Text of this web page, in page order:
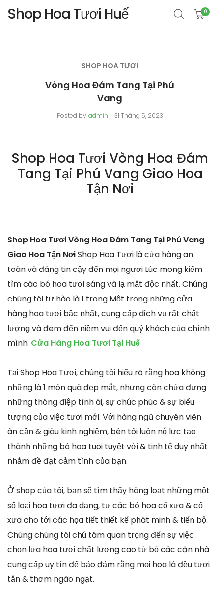
Shop Hoa Tươi Huế 0
SHOP HOA TƯƠI
Vòng Hoa Đám Tang Tại Phú
Vang
Posted by admin 31 Tháng 5, 2023
Shop Hoa Tươi Vòng Hoa Đám
Tang Tại Phú Vang Giao Hoa
Tận Nơi
Shop Hoa Tươi Vòng Hoa Đám Tang Tại Phú Vang
Giao Hoa Tận NơiShop Hoa Tươi là cửa hàng an
toàn và đáng tin cậy đến mọi người Lúc mong kiếm
tìm các bó hoa tươi sáng và lạ mắt độc nhất. Chúng
chúng tôi tự hào là 1 trong Một trong những cửa
hàng hoa tươi bậc nhất, cung cấp dịch vụ rất chất
lượng và đem đến niềm vui đến quý khách của chính
mình. Cửa Hàng Hoa Tươi Tại Huế
Tại Shop Hoa Tươi, chúng tôi hiểu rõ rằng hoa không
những là 1 món quà đẹp mắt, nhưng còn chứa đựng
những thông điệp tình ái, sự chúc phúc & sự biểu
tượng của việc tươi mới. Với hàng ngũ chuyên viên
ân cần & giàu kinh nghiệm, bên tôi luôn nỗ lực tạo
thành những bó hoa tuoi tuyệt vời & tinh tế duy nhất
nhằm đề đạt cảm tình của bạn.
Ở shop của tôi, bạn sẽ tìm thấy hàng loạt những một
số loại hoa tươi đa dạng, tự các bó hoa cổ xưa & cổ
xưa cho tới các họa tiết thiết kế phát minh & tiến bộ.
Chúng chúng tôi chú tâm quan trọng đến sự việc
chọn lựa hoa tươi chất lượng cao từ bỏ các căn nhà
cung cấp uy tín để bảo đảm rằng mọi hoa lá đều tươi
tắn & thơm ngào ngạt.